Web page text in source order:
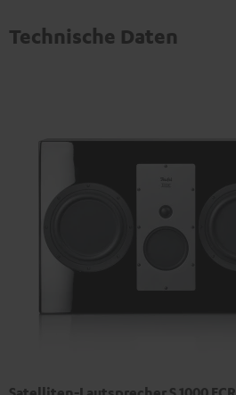
Technische Daten